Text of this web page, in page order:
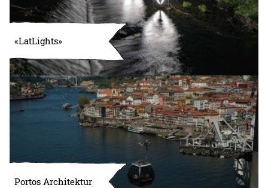
«LatLights»
Portos Architektur